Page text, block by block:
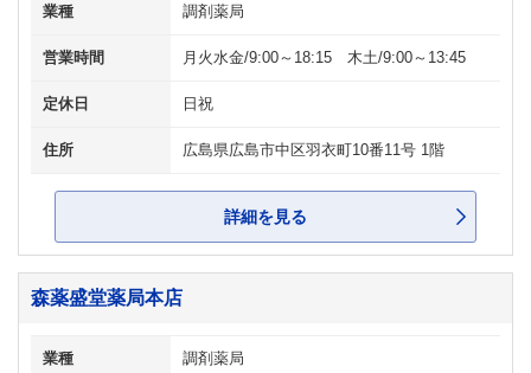
業種 調剤薬局
営業時間 月火水金/9:00～18:15 木土/9:00～13:45
定休日 日祝
住所 広島県広島市中区羽衣町10番11号 1階
詳細を見る
森薬盛堂薬局本店
業種 調剤薬局